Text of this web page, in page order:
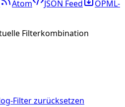
Atom JSON Feed
OPML-
Filterkombination
Filter zurücksetzen